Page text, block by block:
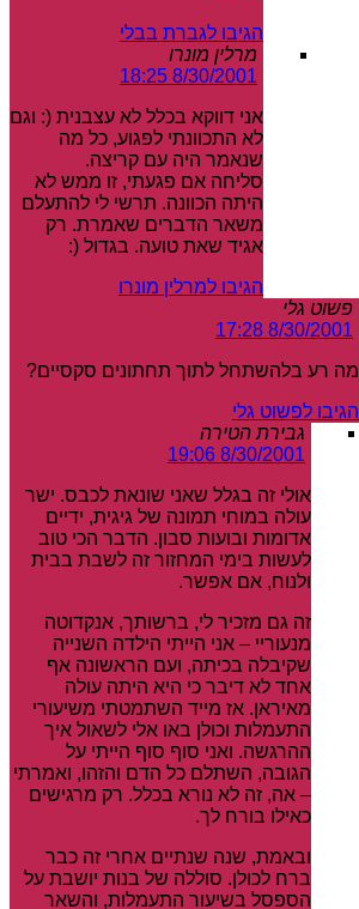
הגיבו לגברת בבלי
מרלין מונרו
8/30/2001 18:25
אני דווקא בכלל לא עצבנית (: וגם
לא התכוונתי לפגוע, כל מה
שנאמר היה עם קריצה.
סליחה אם פגעתי, זו ממש לא
היתה הכוונה. תרשי לי להתעלם
משאר הדברים שאמרת. רק
אגיד שאת טועה. בגדול (:
הגיבו למרלין מונרו
פשוט גלי
8/30/2001 17:28
מה רע בלהשתחל לתוך תחתונים סקסיים?
הגיבו לפשוט גלי
גבירת הטירה
8/30/2001 19:06
אולי זה בגלל שאני שונאת לכבס. ישר
עולה במוחי תמונה של גיגית, ידיים
אדומות ובועות סבון. הדבר הכי טוב
לעשות בימי המחזור זה לשבת בבית
ולנוח, אם אפשר.
זה גם מזכיר לי, ברשותך, אנקדוטה
מנעוריי – אני הייתי הילדה השנייה
שקיבלה בכיתה, ועם הראשונה אף
אחד לא דיבר כי היא היתה עולה
מאיראן. אז מייד השתמטתי משיעורי
התעמלות וכולן באו אלי לשאול איך
ההרגשה. ואני סוף סוף הייתי על
הגובה, השתלם כל הדם והזהו, ואמרתי
– אה, זה לא נורא בכלל. רק מרגישים
כאילו בורח לך.
ובאמת, שנה שנתיים אחרי זה כבר
ברח לכולן. סוללה של בנות יושבת על
הספסל בשיעור התעמלות, והשאר